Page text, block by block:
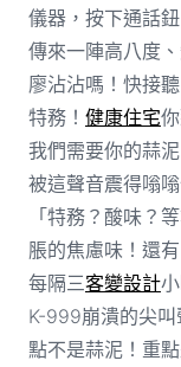
儀器，按下通話
傳來一陣高八度
廖沾沾嗎！快接
特務！ 健康住宅
我們需要你的蒜
被這聲音震得嗡
「特務？酸味？
脹的焦慮味！還
每隔三客變設計
K-999崩潰的尖
點不是蒜泥！重